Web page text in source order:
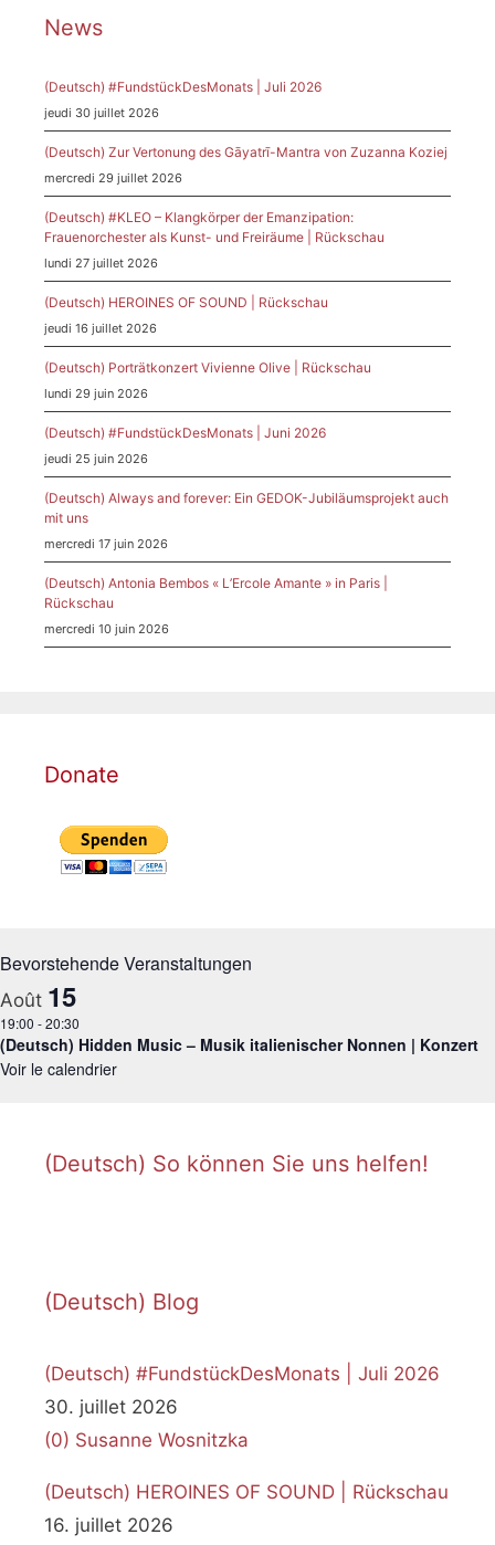
News
(Deutsch) #FundstückDesMonats | Juli 2026
jeudi 30 juillet 2026
(Deutsch) Zur Vertonung des Gāyatrī-Mantra von Zuzanna Koziej
mercredi 29 juillet 2026
(Deutsch) #KLEO – Klangkörper der Emanzipation:
Frauenorchester als Kunst- und Freiräume | Rückschau
lundi 27 juillet 2026
(Deutsch) HEROINES OF SOUND | Rückschau
jeudi 16 juillet 2026
(Deutsch) Porträtkonzert Vivienne Olive | Rückschau
lundi 29 juin 2026
(Deutsch) #FundstückDesMonats | Juni 2026
jeudi 25 juin 2026
(Deutsch) Always and forever: Ein GEDOK-Jubiläumsprojekt auch
mit uns
mercredi 17 juin 2026
(Deutsch) Antonia Bembos « L’Ercole Amante » in Paris |
Rückschau
mercredi 10 juin 2026
Donate
Bevorstehende Veranstaltungen
Août 15
19:00 -20:30
(Deutsch) Hidden Music – Musik italienischer Nonnen | Konzert
Voir le calendrier
(Deutsch) So können Sie uns helfen!
(Deutsch) Blog
(Deutsch) #FundstückDesMonats | Juli 2026
30. juillet 2026
(0) Susanne Wosnitzka
(Deutsch) HEROINES OF SOUND | Rückschau
16. juillet 2026